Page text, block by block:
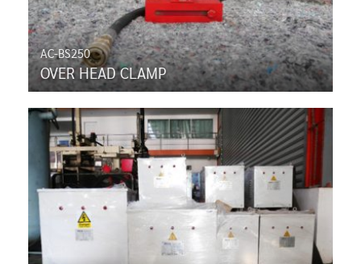
AC-BS250
OVER HEAD CLAMP